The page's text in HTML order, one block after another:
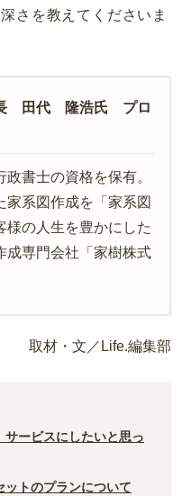
さを教えてくださいま
田代 隆浩氏 プロ
書士の資格を保有。
家系図作成を「家系図
様の人生を豊かにした
成専門会社「家樹株式
取材・文／Life.編集部
ービスにしたいと思っ
トのプランについて